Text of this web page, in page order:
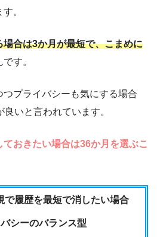
。
合は3か月が最短で、こまめに
です。
プライバシーも気にする場合
いと言われています。
おきたい場合は36か月を選ぶこ
で履歴を最短で消したい場合
シーのバランス型